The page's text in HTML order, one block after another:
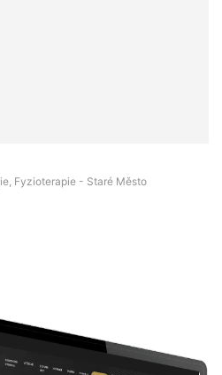
Fyzioterapie - Staré Město